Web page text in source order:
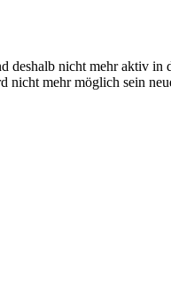
nicht mehr aktiv
mehr möglich sein